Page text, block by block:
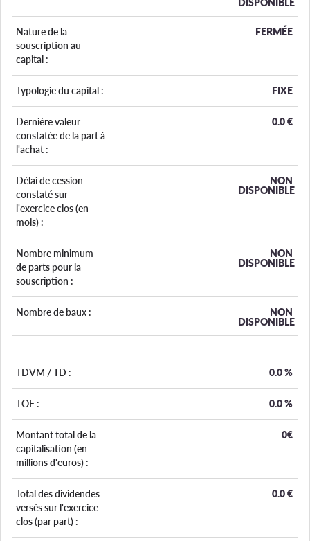
DISPONIBLE
Nature de la
souscription au
capital :
FERMÉE
Typologie du capital : FIXE
Dernière valeur
constatée de la part à
l'achat :
0.0€
Délai de cession
constaté sur
l'exercice clos (en
mois) :
NON
DISPONIBLE
Nombre minimum
de parts pour la
souscription :
NON
DISPONIBLE
Nombre de baux :
NON
DISPONIBLE
TDVM / TD : 0.0%
TOF : 0.0%
Montant total de la
capitalisation (en
millions d'euros) :
0€
Total des dividendes
versés sur l'exercice
clos (par part) :
0.0€